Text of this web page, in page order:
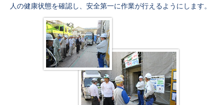
人の健康状態を確認し、安全第一に作業が行えるようにします。